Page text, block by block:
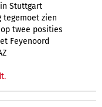
Stuttgart
tegemoet zien
twee posities
Feyenoord